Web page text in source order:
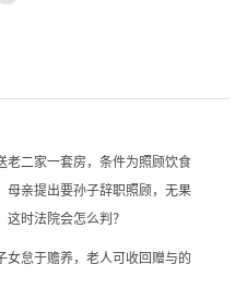
老二家一套房，条件为照顾饮食
母亲提出要孙子辞职照顾，无果
时法院会怎么判？
女怠于赡养，老人可收回赠与的